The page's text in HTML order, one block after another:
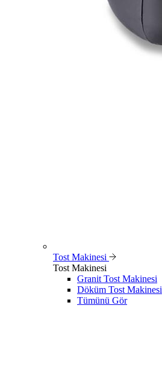
Tost Makinesi
Tost Makinesi
Granit Tost Makinesi
Döküm Tost Makinesi
Tümünü Gör